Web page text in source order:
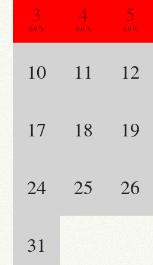
3
0.0 %
4
0.0 %
5
0.0 %
10 11 12
17 18 19
24 25 26
31